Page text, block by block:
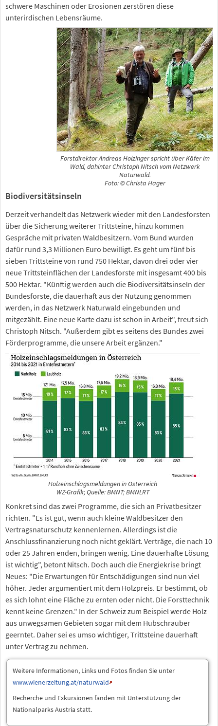
schwere Maschinen oder Erosionen zerstören diese
unterirdischen Lebensräume.
Forstdirektor Andreas Holzinger spricht über Käfer im
Wald, dahinter Christoph Nitsch vom Netzwerk
Naturwald.
Foto: © Christa Hager
Biodiversitätsinseln
Derzeit verhandelt das Netzwerk wieder mit den Landesforsten
über die Sicherung weiterer Trittsteine, hinzu kommen
Gespräche mit privaten Waldbesitzern. Vom Bund wurden
dafür rund 3,3 Millionen Euro bewilligt. Es geht um fünf bis
sieben Trittsteine von rund 750 Hektar, davon drei oder vier
neue Trittsteinflächen der Landesforste mit insgesamt 400 bis
500 Hektar. "Künftig werden auch die Biodiversitätsinseln der
Bundesforste, die dauerhaft aus der Nutzung genommen
werden, in das Netzwerk Naturwald eingebunden und
mitgezählt. Eine neue Karte dazu ist schon in Arbeit", freut sich
Christoph Nitsch. "Außerdem gibt es seitens des Bundes zwei
Förderprogramme, die unsere Arbeit ergänzen."
Holzeinschlagsmeldungen in Österreich
WZ-Grafik; Quelle: BMNT; BMNLRT
Konkret sind das zwei Programme, die sich an Privatbesitzer
richten. "Es ist gut, wenn auch kleine Waldbesitzer den
Vertragsnaturschutz kennenlernen. Allerdings ist die
Anschlussfinanzierung noch nicht geklärt. Verträge, die nach 10
oder 25 Jahren enden, bringen wenig. Eine dauerhafte Lösung
ist wichtig", betont Nitsch. Doch auch die Energiekrise bringt
Neues: "Die Erwartungen für Entschädigungen sind nun viel
höher. Jeder argumentiert mit dem Holzpreis. Er bestimmt, ob
es sich lohnt eine Fläche zu ernten oder nicht. Die Forsttechnik
kennt keine Grenzen." In der Schweiz zum Beispiel werde Holz
aus unwegsamen Gebieten sogar mit dem Hubschrauber
geerntet. Daher sei es umso wichtiger, Trittsteine dauerhaft
unter Vertrag zu nehmen.
Weitere Informationen, Links und Fotos finden Sie unter
www.wienerzeitung.at/naturwald
Recherche und Exkursionen fanden mit Unterstützung der
Nationalparks Austria statt.